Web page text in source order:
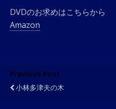
DVDのお求めはこちらから
Amazon
Previous Post
小林多津夫の木